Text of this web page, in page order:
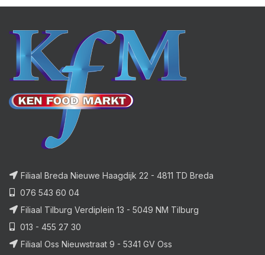
Filiaal Breda Nieuwe Haagdijk 22 - 4811 TD Breda
076 543 60 04
Filiaal Tilburg Verdiplein 13 - 5049 NM Tilburg
013 - 455 27 30
Filiaal Oss Nieuwstraat 9 - 5341 GV Oss